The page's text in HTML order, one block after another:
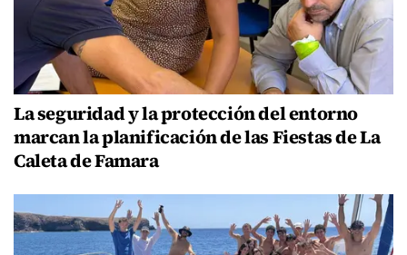
La seguridad y la protección del entorno
marcan la planificación de las Fiestas de La
Caleta de Famara